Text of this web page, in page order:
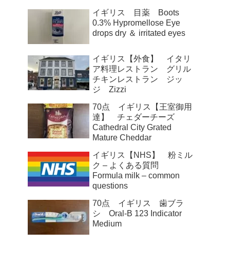
イギリス 目薬 Boots
0.3% Hypromellose Eye
drops dry ＆ irritated eyes
イギリス【外食】 イタリ
ア料理レストラン グリル
チキンレストラン ジッ
ジ Zizzi
70点 イギリス【王室御用
達】 チェダーチーズ
Cathedral City Grated
Mature Cheddar
イギリス【NHS】 粉ミル
ク – よくある質問
Formula milk – common
questions
70点 イギリス 歯ブラ
シ Oral-B 123 Indicator
Medium